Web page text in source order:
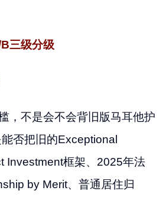
三级分级
，不是会不会背旧版马耳他护
否把旧的Exceptional
Investment框架、2025年法
by Merit、普通居住归